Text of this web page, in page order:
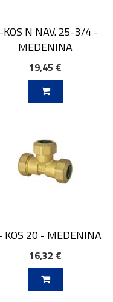
KOS N NAV. 25-3/4 -
MEDENINA
19,45 €
KOS 20 - MEDENINA
16,32 €